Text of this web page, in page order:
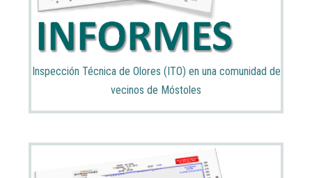
Inspección Técnica de Olores (ITO) en una comunidad de
vecinos de Móstoles